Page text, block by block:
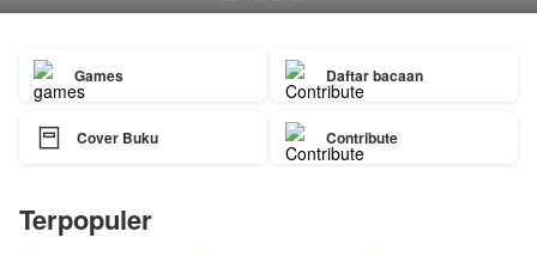
Games Daftar bacaan
 Cover Buku Contribute
Terpopuler